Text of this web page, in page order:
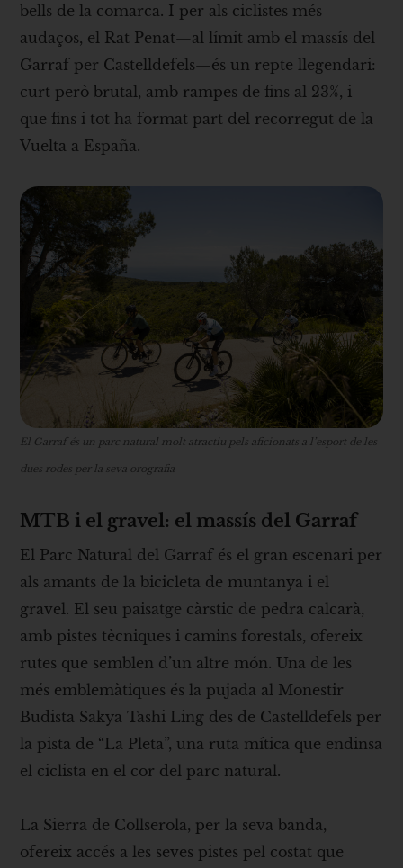
bells de la comarca. I per als ciclistes més
audaços, el Rat Penat—al límit amb el massís del
Garraf per Castelldefels—és un repte llegendari:
curt però brutal, amb rampes de fins al 23%, i
que fins i tot ha format part del recorregut de la
Vuelta a España.
El Garraf és un parc natural molt atractiu pels aficionats a l’esport de les
dues rodes per la seva orografia
MTB i el gravel: el massís del Garraf
El Parc Natural del Garraf és el gran escenari per
als amants de la bicicleta de muntanya i el
gravel. El seu paisatge càrstic de pedra calcarà,
amb pistes tècniques i camins forestals, ofereix
rutes que semblen d’un altre món. Una de les
més emblemàtiques és la pujada al Monestir
Budista Sakya Tashi Ling des de Castelldefels per
la pista de “La Pleta”, una ruta mítica que endinsa
el ciclista en el cor del parc natural.
La Sierra de Collserola, per la seva banda,
ofereix accés a les seves pistes pel costat que